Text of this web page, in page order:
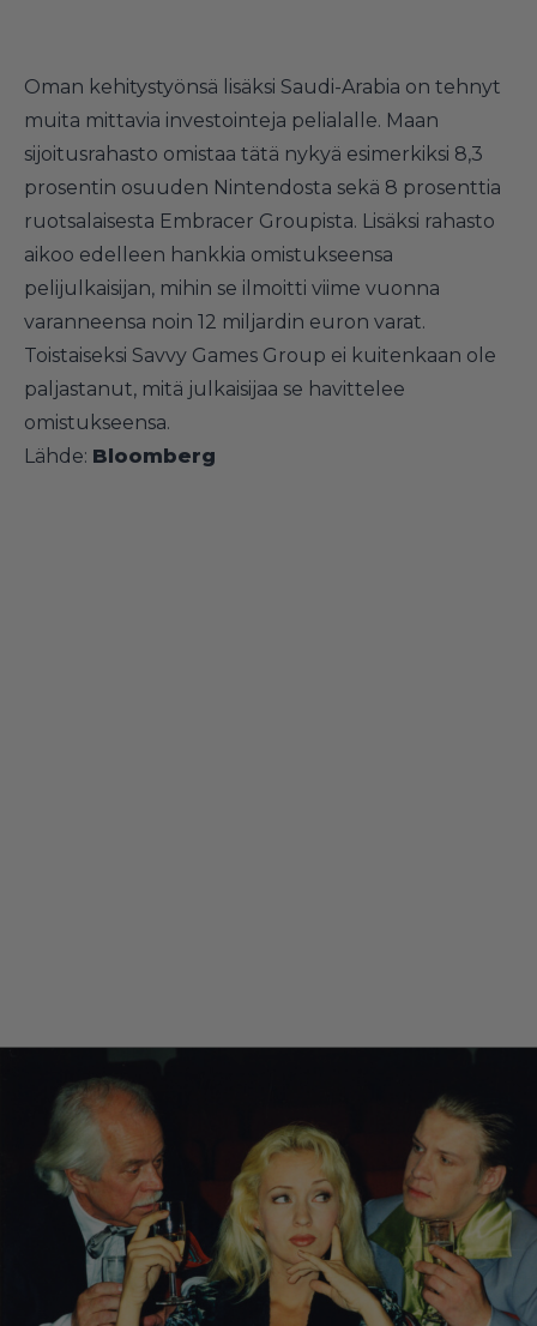
Oman kehitystyönsä lisäksi Saudi-Arabia on tehnyt
muita mittavia investointeja pelialalle. Maan
sijoitusrahasto omistaa tätä nykyä esimerkiksi 8,3
prosentin osuuden Nintendosta sekä 8 prosenttia
ruotsalaisesta Embracer Groupista. Lisäksi rahasto
aikoo edelleen hankkia omistukseensa
pelijulkaisijan, mihin se ilmoitti viime vuonna
varanneensa noin 12 miljardin euron varat.
Toistaiseksi Savvy Games Group ei kuitenkaan ole
paljastanut, mitä julkaisijaa se havittelee
omistukseensa.
Lähde: Bloomberg